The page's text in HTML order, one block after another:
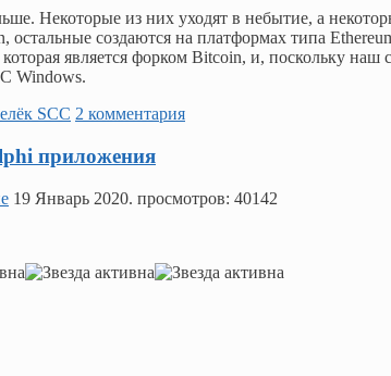
Некоторые из них уходят в небытие, а
создаются на платформах типа
является форком Bitcoin, и, поскольку наш
Windows.
SCC 2 комментария
приложения
19 Январь 2020. просмотров: 40142